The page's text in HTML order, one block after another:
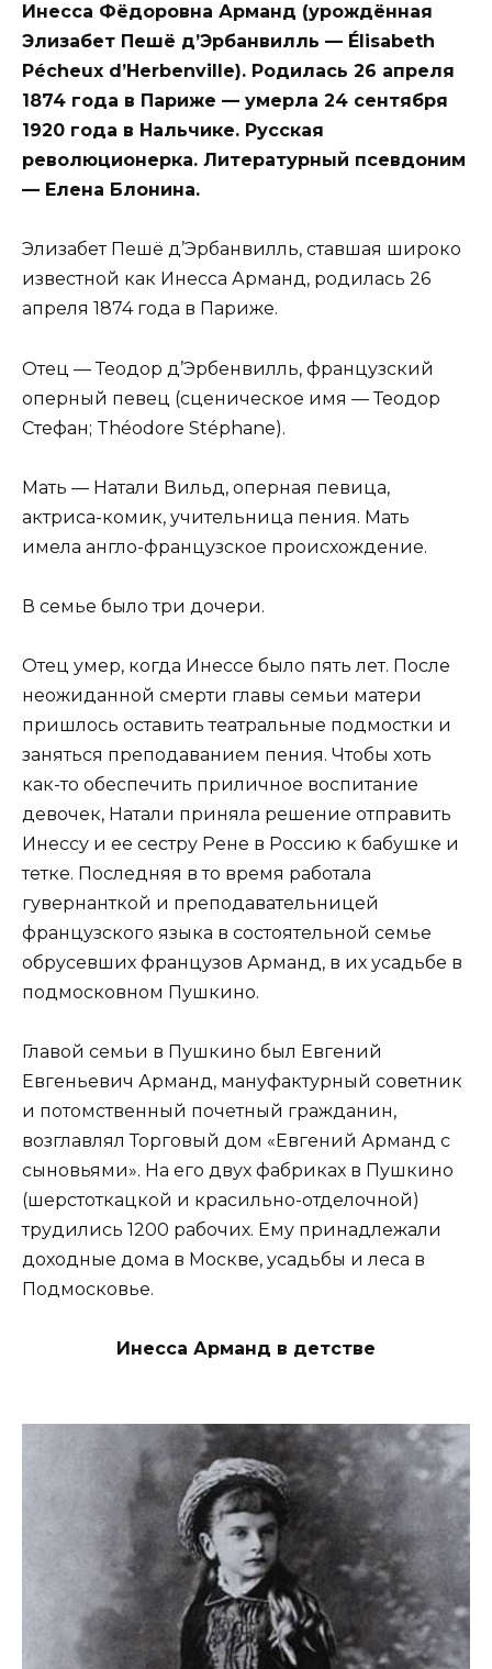
Инесса Фёдоровна Арманд (урождённая
Элизабет Пешё д’Эрбанвилль — Élisabeth
Pécheux d’Herbenville). Родилась 26 апреля
1874 года в Париже — умерла 24 сентября
1920 года в Нальчике. Русская
революционерка. Литературный псевдоним
— Елена Блонина.
Элизабет Пешё д’Эрбанвилль, ставшая широко
известной как Инесса Арманд, родилась 26
апреля 1874 года в Париже.
Отец — Теодор д’Эрбенвилль, французский
оперный певец (сценическое имя — Теодор
Стефан; Théodore Stéphane).
Мать — Натали Вильд, оперная певица,
актриса-комик, учительница пения. Мать
имела англо-французское происхождение.
В семье было три дочери.
Отец умер, когда Инессе было пять лет. После
неожиданной смерти главы семьи матери
пришлось оставить театральные подмостки и
заняться преподаванием пения. Чтобы хоть
как-то обеспечить приличное воспитание
девочек, Натали приняла решение отправить
Инессу и ее сестру Рене в Россию к бабушке и
тетке. Последняя в то время работала
гувернанткой и преподавательницей
французского языка в состоятельной семье
обрусевших французов Арманд, в их усадьбе в
подмосковном Пушкино.
Главой семьи в Пушкино был Евгений
Евгеньевич Арманд, мануфактурный советник
и потомственный почетный гражданин,
возглавлял Торговый дом «Евгений Арманд с
сыновьями». На его двух фабриках в Пушкино
(шерстоткацкой и красильно-отделочной)
трудились 1200 рабочих. Ему принадлежали
доходные дома в Москве, усадьбы и леса в
Подмосковье.
Инесса Арманд в детстве